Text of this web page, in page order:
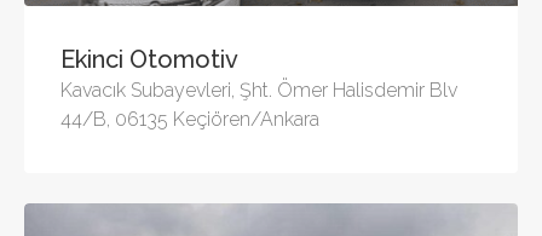
Ekinci Otomotiv
Kavacık Subayevleri, Şht. Ömer Halisdemir Blv
44/B, 06135 Keçiören/Ankara